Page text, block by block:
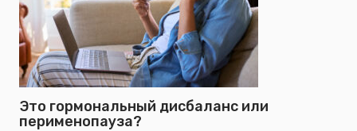
Это гормональный дисбаланс или
перименопауза?